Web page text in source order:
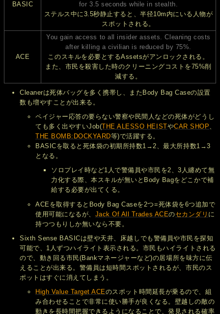
BASIC
for 3.5 seconds while in stealth.
ステルス中に3.5秒静止すると、半径10m内にいる人物が
スポットされる。
ACE
You gain access to all insider assets. Cleaning costs
after killing a civilian is reduced by 75%.
このスキルを必要とするAssetsがアンロックされる。
また、市民を殺害した時のクリーニングコストを75%削
減する。
Cleanerは死体バッグを多く携帯し、またBody Bag Caseの設置
数も増やすことが出来る。
ペイジャー応答の要らない警察や民間人などの死体がどうし
ても多く出やすいJob(THE ALESSO HEISTやCAR SHOP、
THE BOMB:DOCKYARD等)で活躍する。
BASICを取ると死体袋の初期所持数1→2、最大所持数1→3
となる。
ソロプレイ時など1人で警備員や市民を2、3人纏めて無
力化する際、本スキルが無いとBody Bagをどこかで補
給する必要が出てくる。
ACEを取得するとBody Bag Caseを2つ=死体袋を6つ追加で
使用可能になるが、 Jack Of All Trades ACEのセカンダリ に
持つつもりしか無いなら不要。
Sixth Sense BASICは壁や天井、床越しでも警備員や市民を探知
可能で、1人ずつハイライト表示される。市民もハイライトされる
ので、動き回る市民(Bankマネージャーなど)の居場所を味方に伝
えることが出来る。警備員は短時間スポットされるが、市民のス
ポットはすぐに消えてしまう。
High Value Target ACEのスポット時間延長が乗るので、組
み合わせることで非常に使い勝手が良くなる。壁越しの敵の
動きを長時間把握できるようになることで、発見される確率